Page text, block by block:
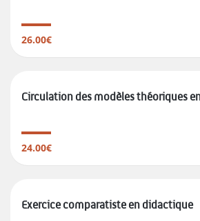
26.00€
Circulation des modèles théoriques
24.00€
Exercice comparatiste en didactique